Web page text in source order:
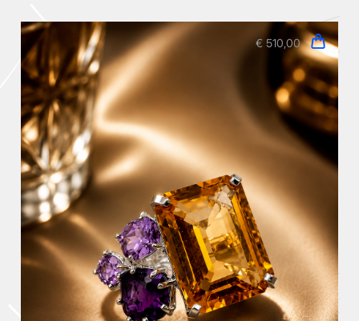
€ 510,00